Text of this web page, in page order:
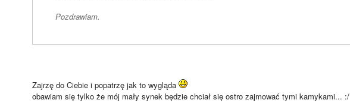
Pozdrawiam.
Zajrzę do Ciebie i popatrzę jak to wygląda
obawiam się tylko że mój mały synek będzie chciał się ostro zajmować tymi kamykami... :/